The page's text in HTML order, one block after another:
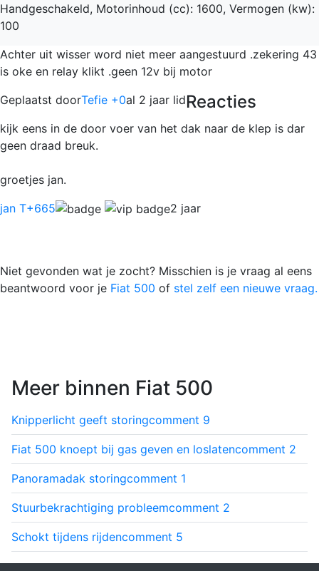
Handgeschakeld, Motorinhoud (cc): 1600, Vermogen (kw):
100
Achter uit wisser word niet meer aangestuurd .zekering 43
is oke en relay klikt .geen 12v bij motor
Geplaatst doorTefie +0al 2 jaar lidReacties
kijk eens in de door voer van het dak naar de klep is dar
geen draad breuk.
groetjes jan.
jan T+665 2 jaar
Niet gevonden wat je zocht? Misschien is je vraag al eens
beantwoord voor je Fiat 500 of stel zelf een nieuwe vraag.
Meer binnen Fiat 500
Knipperlicht geeft storingcomment 9
Fiat 500 knoept bij gas geven en loslatencomment 2
Panoramadak storingcomment 1
Stuurbekrachtiging probleemcomment 2
Schokt tijdens rijdencomment 5